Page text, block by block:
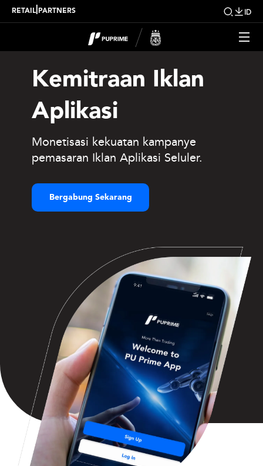
RETAIL PARTNERS ID
Kemitraan Iklan
Aplikasi
Monetisasi kekuatan kampanye
pemasaran Iklan Aplikasi Seluler.
Bergabung Sekarang